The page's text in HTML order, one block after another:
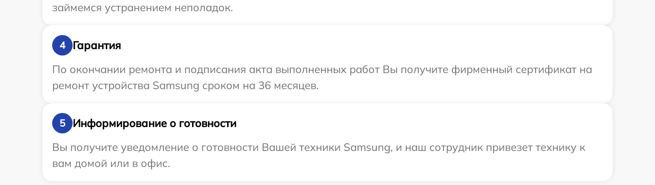
займемся устранением неполадок.
4
Гарантия
По окончании ремонта и подписания акта выполненных работ Вы получите фирменный сертификат на
ремонт устройства Samsung сроком на 36 месяцев.
5
Информирование о готовности
Вы получите уведомление о готовности Вашей техники Samsung, и наш сотрудник привезет технику к
вам домой или в офис.